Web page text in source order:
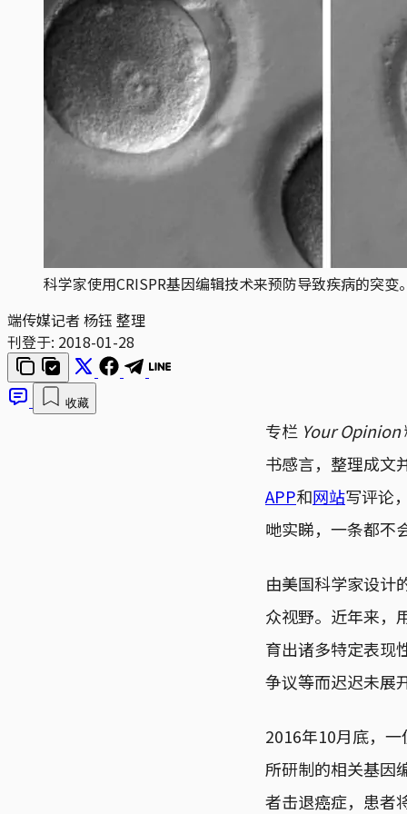
科学家使用CRISPR基因编辑技术来预防导致疾病的突变
端传媒记者 杨钰 整理
刊登于: 2018-01-28
收藏
专栏 Your Opinion
书感言，整理成文
APP和网站写评论
哋实睇，一条都不
由美国科学家设计
众视野。近年来，
育出诸多特定表现
争议等而迟迟未展
2016年10月底，
所研制的相关基因
者击退癌症，患者